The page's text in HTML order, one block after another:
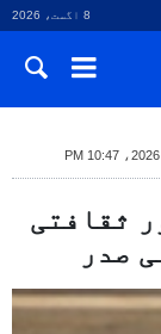
8 اگست، 2026
ثقافتی
صدر